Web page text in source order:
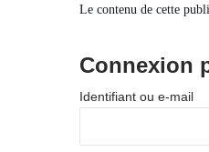
Le contenu de cette
Connexion
Identifiant ou e-mail